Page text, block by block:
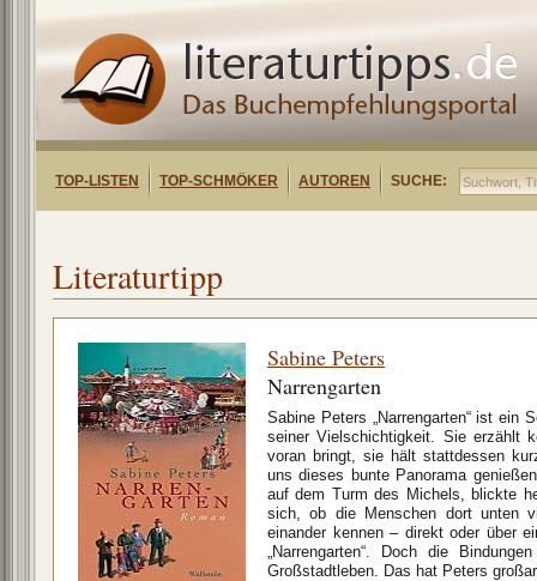
TOP-LISTEN TOP-SCHMÖKER AUTOREN SUCHE:
Literaturtipp
Sabine Peters
Narrengarten
Sabine Peters „Narrengarten“ ist ein
seiner Vielschichtigkeit. Sie erzählt
voran bringt, sie hält stattdessen
uns dieses bunte Panorama
auf dem Turm des Michels, blickte
sich, ob die Menschen dort unten
einander kennen – direkt oder über
„Narrengarten“. Doch die
Großstadtleben. Das hat Peters